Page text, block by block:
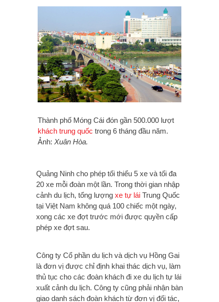
Thành phố Móng Cái đón gần 500.000 lượt
khách trung quốc trong 6 tháng đầu năm.
Ảnh: Xuân Hòa.
Quảng Ninh cho phép tối thiểu 5 xe và tối đa
20 xe mỗi đoàn một lần. Trong thời gian nhập
cảnh du lịch, tổng lượng xe tự lái Trung Quốc
tại Việt Nam không quá 100 chiếc một ngày,
xong các xe đợt trước mới được quyền cấp
phép xe đợt sau.
Công ty Cổ phần du lịch và dịch vụ Hồng Gai
là đơn vị được chỉ định khai thác dịch vụ, làm
thủ tục cho các đoàn khách đi xe du lịch tự lái
xuất cảnh du lịch. Công ty cũng phải nhận bàn
giao danh sách đoàn khách từ đơn vị đối tác,